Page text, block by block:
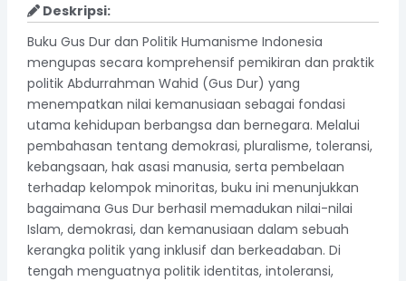
Deskripsi:
Buku Gus Dur dan Politik Humanisme Indonesia
mengupas secara komprehensif pemikiran dan praktik
politik Abdurrahman Wahid (Gus Dur) yang
menempatkan nilai kemanusiaan sebagai fondasi
utama kehidupan berbangsa dan bernegara. Melalui
pembahasan tentang demokrasi, pluralisme, toleransi,
kebangsaan, hak asasi manusia, serta pembelaan
terhadap kelompok minoritas, buku ini menunjukkan
bagaimana Gus Dur berhasil memadukan nilai-nilai
Islam, demokrasi, dan kemanusiaan dalam sebuah
kerangka politik yang inklusif dan berkeadaban. Di
tengah menguatnya politik identitas, intoleransi,